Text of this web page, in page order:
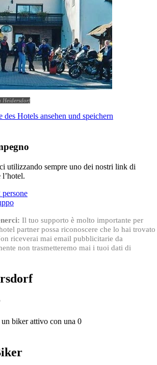
Heidersdorf
utilizzando sempre uno dei nostri link di
l’hotel.
Il tuo supporto è molto importante per
partner possa riconoscere che lo hai trovato
riceverai mai email pubblicitarie da
non trasmetteremo mai i tuoi dati di
biker attivo con una 0